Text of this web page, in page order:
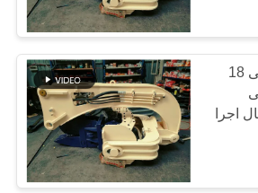
انبوه
پروژه های ساختمانی 18
اجرا